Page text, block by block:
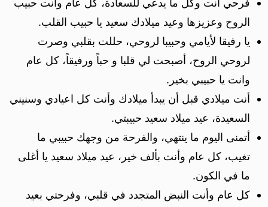
فرحي أنت وكل ما يدعي للسعادة، كل عام وأنت حبيب
الروح وعزيزها وعيد ميلادك سعيد يا حبيب القلب.
‏يا رفيقا لأيامي وحبيبا لروحي، حللت بقلبي وصرت
لروحي الروح، أصبحت لي قلبا و حباً ورفيقاً، كل عام
وانت يا حبيبي بخير.
أنت ميلادي قبل أن يبدأ ميلادك وأنت كل اعيادي وسنيني
السعيدة، عيد ميلاد سعيد حبيبتي.
أتمنى اليوم ما ينتهي، والفرحة من وجهك حبيبي ما
تغيب، كل عام وأنت بألف خير، عيد ميلاد سعيد يا أغلى
ما في الكون.
كل عام وأنت النبض المتجدد في قلبي، وفرحتي بعيد